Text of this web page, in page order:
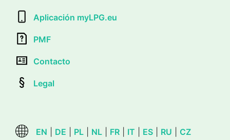
Aplicación myLPG.eu
PMF
Contacto
Legal
EN DE PL NL FR IT ES RU CZ